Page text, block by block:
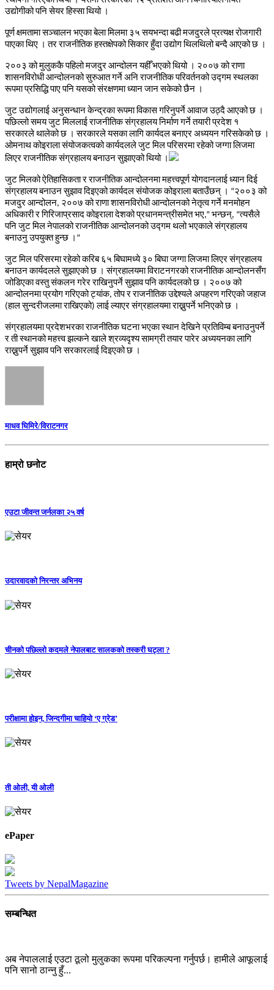
उद्योगीकोपनिसेयरहिस्साथियो ।
पूर्णक्षमतामासञ्चालनभएकाबेलामिलमा ३५ सयभन्दाबढीमजदुरलेप्रत्यक्षरोजगारी
पाएकाथिए । तरराजनीतिकहस्तक्षेपकोसिकारहुँदाउद्योगथिलथिलोबन्दैआएकोछ ।
२००३ कोमुलुककैपहिलोमजदुरआन्दोलनयहीँभएकोथियो । २००७ कोराणा
शासनविरोधीआन्दोलनकोसुरुआतगर्नेअनिराजनीतिकपरिवर्तनकोउद्गमस्थलका
रूपमाप्रसिद्धिपाएपनियसकोसंरक्षणमाध्यानजानसकेकोछैन ।
जुटउद्योगलाईअनुसन्धानकेन्द्रकारूपमाविकासगरिनुपर्नेआवाजउठ्दैआएकोछ ।
पछिल्लोसमयजुटमिललाईराजनीतिकसंग्रहालयनिर्माणगर्नेतयारीप्रदेश १
सरकारलेथालेकोछ । सरकारलेयसकालागिकार्यदलबनाएरअध्ययनगरिसकेकोछ ।
ओमनाथकोइरालासंयोजकत्वकोकार्यदललेजुटमिलपरिसरमारहेकोजग्गालिजमा
लिएरराजनीतिकसंग्रहालयबनाउनसुझाएकोथियो ।
जुटमिलकोऐतिहासिकतारराजनीतिकआन्दोलनमामहत्त्वपूर्णयोगदानलाईध्यानदिई
संग्रहालयबनाउनसुझावदिइएकोकार्यदलसंयोजककोइरालाबताउँछन् । “२००३ को
मजदुरआन्दोलन, २००७ कोराणाशासनविरोधीआन्दोलनकोनेतृत्वगर्नेमनमोहन
अधिकारीरगिरिजाप्रसादकोइरालादेशकोप्रधानमन्त्रीसमेतभए,” भन्छन्, “त्यसैले
पनिजुटमिलनेपालकोराजनीतिकआन्दोलनकोउद्गमथलोभएकालेसंग्रहालय
बनाउनुउपयुक्तहुन्छ । ”
जुटमिलपरिसरमारहेकोकरिब ६५ बिघामध्ये ३० बिघाजग्गालिजमालिएरसंग्रहालय
बनाउनकार्यदललेसुझाएकोछ । संग्रहालयमाविराटनगरकोराजनीतिकआन्दोलनसँग
जोडिएकावस्तुसंकलनगरेरराखिनुपर्नेसुझावपनिकार्यदलकोछ । २००७ को
आन्दोलनमाप्रयोगगरिएकोट्यांक,तोपरराजनीतिकउद्देश्यलेअपहरणगरिएकोजहाज
(हालसुन्दरीजलमाराखिएको)लाईल्याएरसंग्रहालयमाराख्नुपर्नेभनिएकोछ ।
संग्रहालयमाप्रदेशभरकाराजनीतिकघटनाभएकास्थानदेखिनेप्रतिविम्बबनाउनुपर्ने
रतीस्थानकोमहत्त्वझल्कनेखालेश्रव्यदृश्यसामग्रीतयारपारेरअध्ययनकालागि
राख्नुपर्नेसुझावपनिसरकारलाईदिइएकोछ ।
माधव घिमिरे/विराटनगर
हाम्रो छनोट
एउटा जीवन्त जर्नलका २५ वर्ष
उदारवादको निरन्तर अभिनय
चीनको पछिल्लो कदमले नेपालबाट सालकको तस्करी घट्ला ?
परीक्षामा होइन, जिन्दगीमा चाहियो ‘ए ग्रेड’
ती ओली, यी ओली
ePaper
Tweets by NepalMagazine
सम्बन्धित
अब नेपाललाई एउटा ठूलो मुलुकका रूपमा परिकल्पना गर्नुपर्छ। हामीले आफूलाई
पनि सानो ठान्नु हुँ...